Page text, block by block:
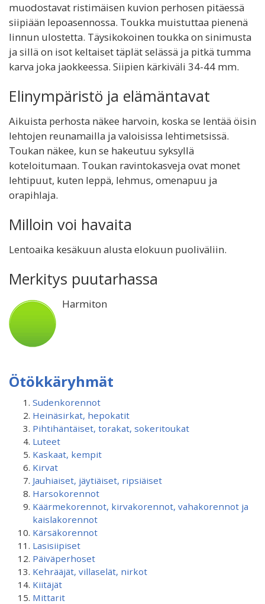
muodostavat ristimäisen kuvion perhosen pitäessä
siipiään lepoasennossa. Toukka muistuttaa pienenä
linnun ulostetta. Täysikokoinen toukka on sinimusta
ja sillä on isot keltaiset täplät selässä ja pitkä tumma
karva joka jaokkeessa. Siipien kärkiväli 34-44 mm.
Elinympäristö ja elämäntavat
Aikuista perhosta näkee harvoin, koska se lentää öisin
lehtojen reunamailla ja valoisissa lehtimetsissä.
Toukan näkee, kun se hakeutuu syksyllä
koteloitumaan. Toukan ravintokasveja ovat monet
lehtipuut, kuten leppä, lehmus, omenapuu ja
orapihlaja.
Milloin voi havaita
Lentoaika kesäkuun alusta elokuun puoliväliin.
Merkitys puutarhassa
Harmiton
Ötökkäryhmät
Sudenkorennot
Heinäsirkat, hepokatit
Pihtihäntäiset, torakat, sokeritoukat
Luteet
Kaskaat, kempit
Kirvat
Jauhiaiset, jäytiäiset, ripsiäiset
Harsokorennot
Käärmekorennot, kirvakorennot, vahakorennot ja
kaislakorennot
Kärsäkorennot
Lasisiipiset
Päiväperhoset
Kehrääjät, villaselät, nirkot
Kiitäjät
Mittarit